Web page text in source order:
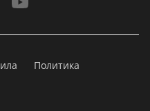
Политика